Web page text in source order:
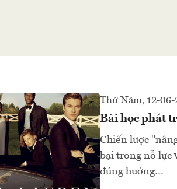
Thứ Năm, 12-06-
Bài học phát
Chiến lược
bại trong nỗ lực
đúng hướng…